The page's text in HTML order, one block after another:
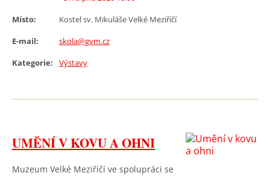
Místo:
Kostel sv. Mikuláše Velké Meziříčí
E-mail:
skola@gvm.cz
Kategorie:
Výstavy
UMĚNÍ V KOVU A OHNI
Muzeum Velké Meziříčí ve spolupráci se